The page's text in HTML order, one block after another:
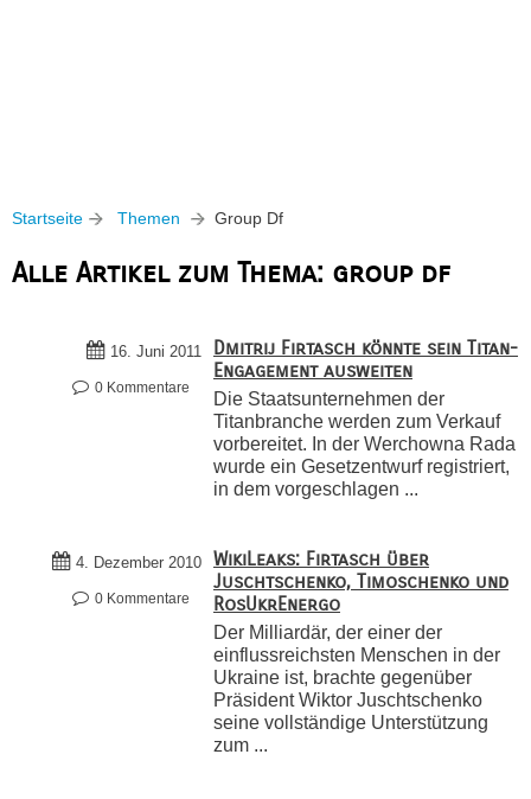
Startseite Themen Group Df
Alle Artikel zum Thema: group df
16. Juni 2011
0 Kommentare
Dmitrij Firtasch könnte sein Titan-
Engagement ausweiten
Die Staatsunternehmen der
Titanbranche werden zum Verkauf
vorbereitet. In der Werchowna Rada
wurde ein Gesetzentwurf registriert,
in dem vorgeschlagen ...
4. Dezember 2010
0 Kommentare
WikiLeaks: Firtasch über
Juschtschenko, Timoschenko und
RosUkrEnergo
Der Milliardär, der einer der
einflussreichsten Menschen in der
Ukraine ist, brachte gegenüber
Präsident Wiktor Juschtschenko
seine vollständige Unterstützung
zum ...